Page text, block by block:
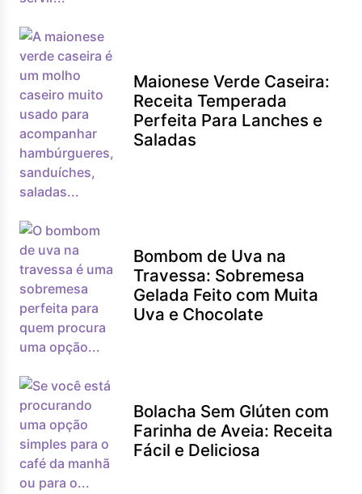
Maionese Verde Caseira:
Receita Temperada
Perfeita Para Lanches e
Saladas
Bombom de Uva na
Travessa: Sobremesa
Gelada Feito com Muita
Uva e Chocolate
Bolacha Sem Glúten com
Farinha de Aveia: Receita
Fácil e Deliciosa